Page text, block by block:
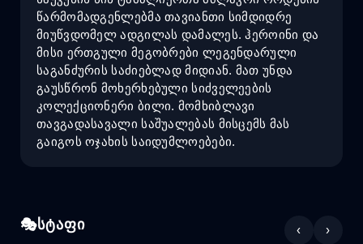
წარმომადგენლებმა თავიანთი სიმდიდრე
მიუწვდომელ ადგილას დამალეს. ჰეროინი და
მისი ერთგული მეგობრები ლეგენდარული
საგანძურის საძიებლად მიდიან. მათ უნდა
გაუსწრონ მოხერხებული სიძველეების
კოლექციონერი ბილი. მომხიბლავი
თავგადასავალი საშუალებას მისცემს მას
გაიგოს ოჯახის საიდუმლოებები.
სტაფი ‹ ›